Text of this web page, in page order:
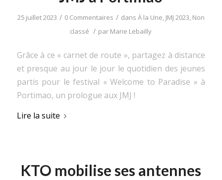
25 juillet 2023 / 0 Commentaires / dans À la Une JMJ 2023 Non
classé / par Marie Lebailly
Grâce à ce « carnet de route », partagez à distance
et presque au jour le jour le quotidien des jeunes
partis pour le festival « Welcome to Paradise » à
Portimao, un prologue aux JMJ !
Lire la suite
KTO mobilise ses antennes